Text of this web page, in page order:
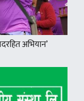
अभियान’